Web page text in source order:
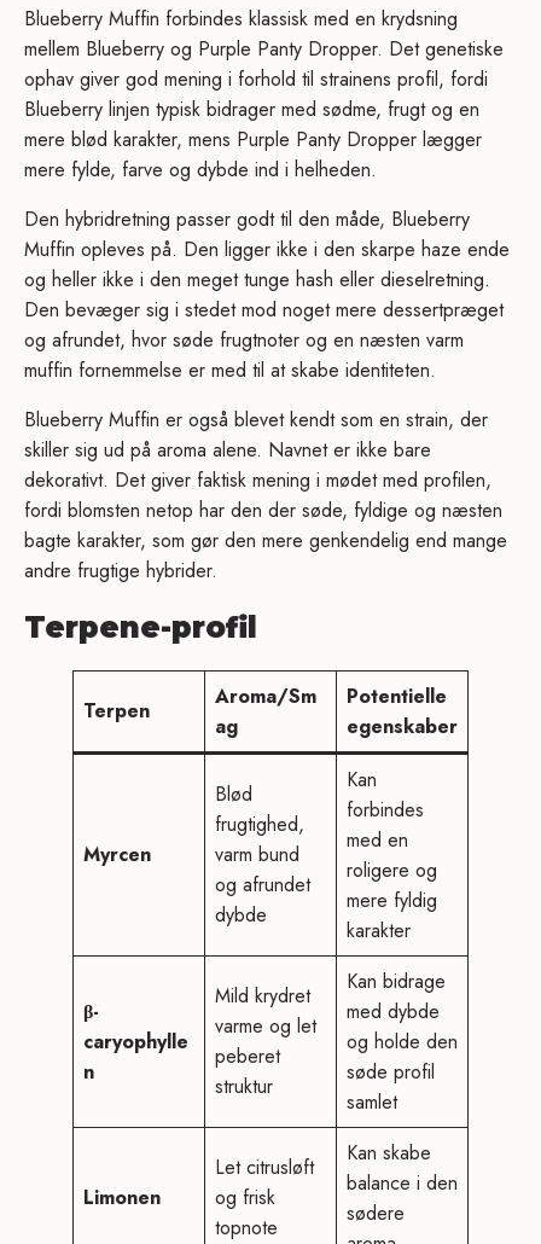
Blueberry Muffin forbindes klassisk med en krydsning
mellem Blueberry og Purple Panty Dropper. Det genetiske
ophav giver god mening i forhold til strainens profil, fordi
Blueberry linjen typisk bidrager med sødme, frugt og en
mere blød karakter, mens Purple Panty Dropper lægger
mere fylde, farve og dybde ind i helheden.
Den hybridretning passer godt til den måde, Blueberry
Muffin opleves på. Den ligger ikke i den skarpe haze ende
og heller ikke i den meget tunge hash eller dieselretning.
Den bevæger sig i stedet mod noget mere dessertpræget
og afrundet, hvor søde frugtnoter og en næsten varm
muffin fornemmelse er med til at skabe identiteten.
Blueberry Muffin er også blevet kendt som en strain, der
skiller sig ud på aroma alene. Navnet er ikke bare
dekorativt. Det giver faktisk mening i mødet med profilen,
fordi blomsten netop har den der søde, fyldige og næsten
bagte karakter, som gør den mere genkendelig end mange
andre frugtige hybrider.
Terpene-profil
Terpen
Aroma/Sm
ag
Potentielle
egenskaber
Myrcen
Blød
frugtighed,
varm bund
og afrundet
dybde
Kan
forbindes
med en
roligere og
mere fyldig
karakter
β-
caryophylle
n
Mild krydret
varme og let
peberet
struktur
Kan bidrage
med dybde
og holde den
søde profil
samlet
Limonen
Let citrusløft
og frisk
topnote
Kan skabe
balance i den
sødere